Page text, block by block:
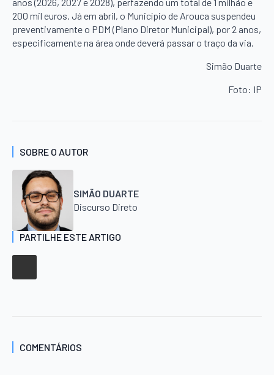
200 mil euros. Já em abril, o Município de Arouca suspendeu
preventivamente o PDM (Plano Diretor Municipal), por 2 anos,
especificamente na área onde deverá passar o traço da via.
Simão Duarte
Foto: IP
SOBRE O AUTOR
SIMÃO DUARTE
Discurso Direto
PARTILHE ESTE ARTIGO
COMENTÁRIOS